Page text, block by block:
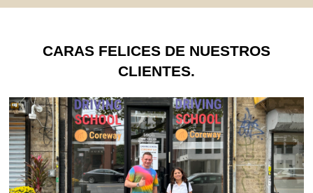
CARAS FELICES DE NUESTROS
CLIENTES.